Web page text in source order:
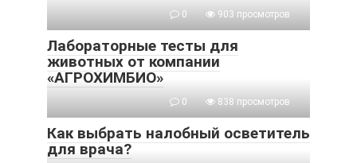
0 903 просмотров
Лабораторные тесты для
животных от компании
«АГРОХИМБИО»
0 838 просмотров
Как выбрать налобный осветитель
для врача?